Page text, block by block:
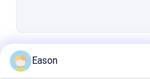
Eason